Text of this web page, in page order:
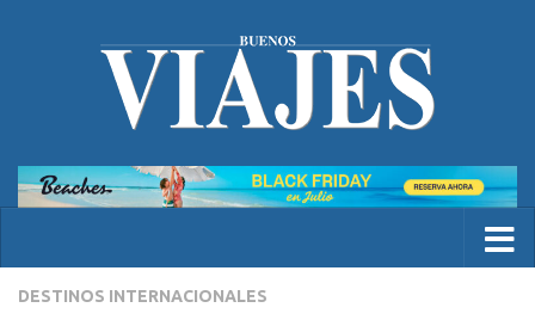
DESTINOS INTERNACIONALES